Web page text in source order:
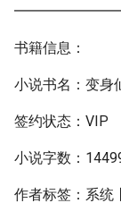
书籍信息：
小说书名：变身
签约状态：VIP
小说字数：
作者标签：系统